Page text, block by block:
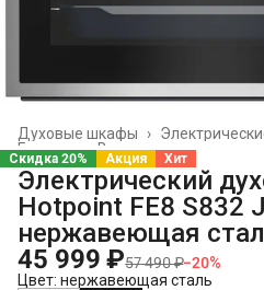
Духовые шкафы
›
Встраиваемая техника
Главная ›
Скидка 20% Акция Хит
Электрический
Hotpoint FE8 S832
нержавеющая
45 999 ₽57 490 ₽−20%
Цвет: нержавеющая сталь